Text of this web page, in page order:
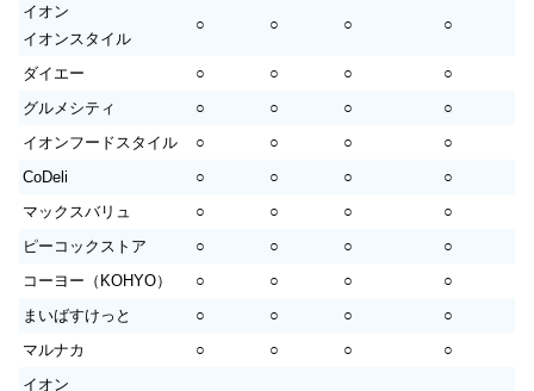
イオン
イオンスタイル
○ ○ ○ ○
ダイエー ○ ○ ○
○
グルメシティ
○ ○ ○
○
イオンフードスタイル
○ ○ ○
○
CoDeli
○ ○ ○
○
マックスバリュ
○ ○ ○
○
ピーコックストア
○ ○ ○
○
コーヨー（KOHYO）
○ ○ ○
○
まいばすけっと
○ ○ ○
○
マルナカ
○ ○ ○
○
イオン